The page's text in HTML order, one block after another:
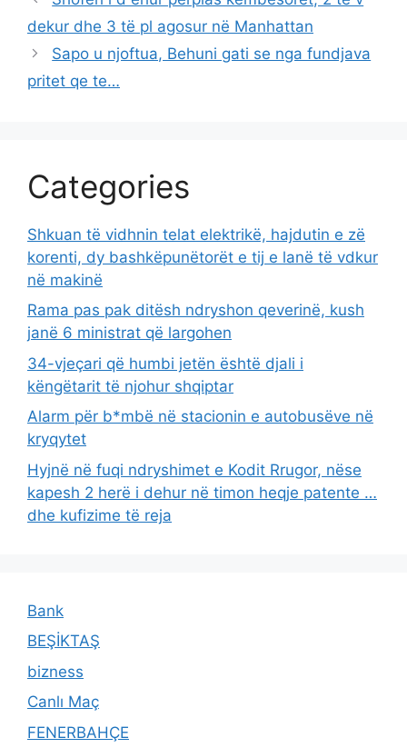
dekur dhe 3 të pl agosur në Manhattan
Sapo u njoftua, Behuni gati se nga fundjava
pritet qe te…
Categories
Shkuan të vidhnin telat elektrikë, hajdutin e zë
korenti, dy bashkëpunëtorët e tij e lanë të vdkur
në makinë
Rama pas pak ditësh ndryshon qeverinë, kush
janë 6 ministrat që largohen
34-vjeçari që humbi jetën është djali i
këngëtarit të njohur shqiptar
Alarm për b*mbë në stacionin e autobusëve në
kryqytet
Hyjnë në fuqi ndryshimet e Kodit Rrugor, nëse
kapesh 2 herë i dehur në timon heqje patente …
dhe kufizime të reja
Bank
BEŞİKTAŞ
bizness
Canlı Maç
FENERBAHÇE